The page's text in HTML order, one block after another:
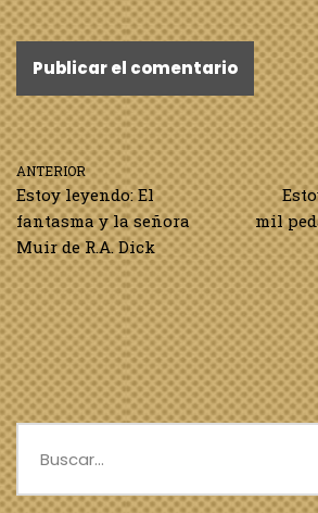
ANTERIOR
Estoy leyendo: El
fantasma y la señora
Muir de R.A. Dick
mil